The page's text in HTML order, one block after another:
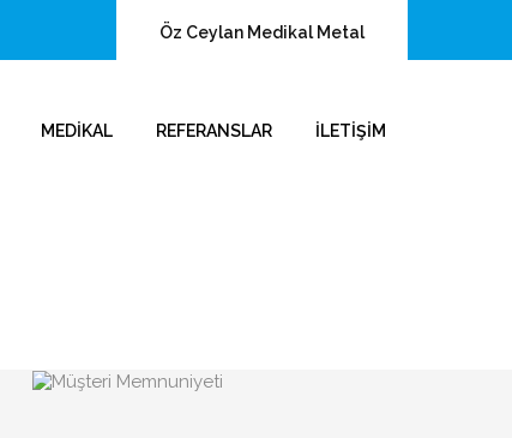
Öz Ceylan Medikal Metal
MEDIKAL REFERANSLAR İLETIŞIM